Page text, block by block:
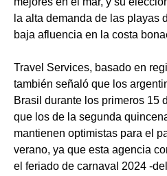
la alta demanda de las playas
baja afluencia en la costa
Travel Services, basado en
también señaló que los
Brasil durante los primeros 15
que los de la segunda
mantienen optimistas para el
verano, ya que esta agencia
el feriado de carnaval 2024 -